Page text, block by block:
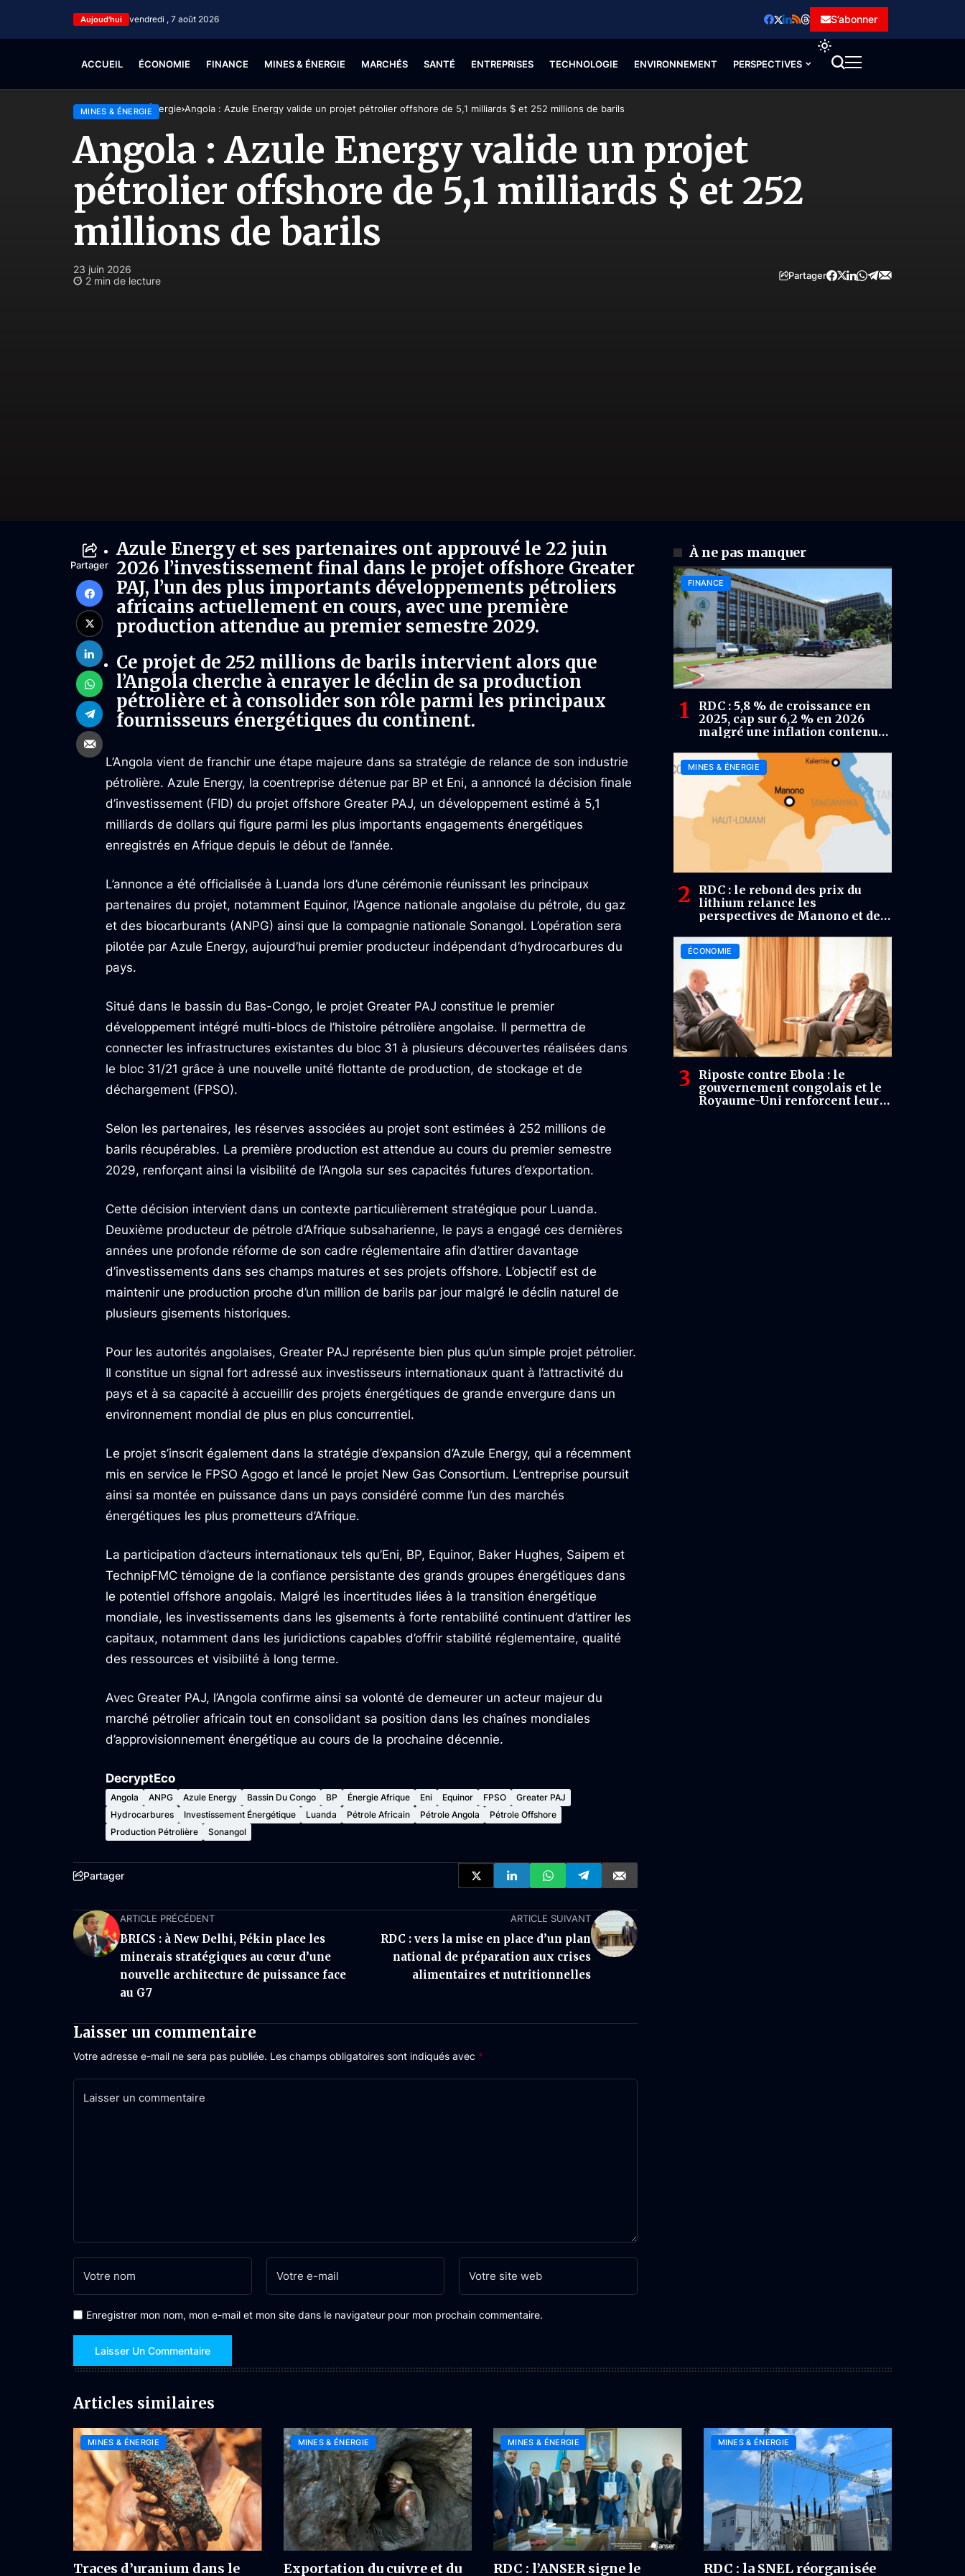
Aujoud'hui vendredi , 7 août 2026 S’abonner
ACCUEIL ÉCONOMIE FINANCE MINES & ÉNERGIE MARCHÉS SANTÉ ENTREPRISES TECHNOLOGIE ENVIRONNEMENT PERSPECTIVES
Accueil Mines & Énergie Angola : Azule Energy valide un projet pétrolier offshore de 5,1 milliards $ et 252 millions de barils
MINES & ÉNERGIE
Angola : Azule Energy valide un projet
pétrolier offshore de 5,1 milliards $ et 252
millions de barils
23 juin 2026
2 min de lecture
Partager
Partager
Azule Energy et ses partenaires ont approuvé le 22 juin
2026 l’investissement final dans le projet offshore Greater
PAJ, l’un des plus importants développements pétroliers
africains actuellement en cours, avec une première
production attendue au premier semestre 2029.
Ce projet de 252 millions de barils intervient alors que
l’Angola cherche à enrayer le déclin de sa production
pétrolière et à consolider son rôle parmi les principaux
fournisseurs énergétiques du continent.
L’Angola vient de franchir une étape majeure dans sa stratégie de relance de son industrie
pétrolière. Azule Energy, la coentreprise détenue par BP et Eni, a annoncé la décision finale
d’investissement (FID) du projet offshore Greater PAJ, un développement estimé à 5,1
milliards de dollars qui figure parmi les plus importants engagements énergétiques
enregistrés en Afrique depuis le début de l’année.
L’annonce a été officialisée à Luanda lors d’une cérémonie réunissant les principaux
partenaires du projet, notamment Equinor, l’Agence nationale angolaise du pétrole, du gaz
et des biocarburants (ANPG) ainsi que la compagnie nationale Sonangol. L’opération sera
pilotée par Azule Energy, aujourd’hui premier producteur indépendant d’hydrocarbures du
pays.
Situé dans le bassin du Bas-Congo, le projet Greater PAJ constitue le premier
développement intégré multi-blocs de l’histoire pétrolière angolaise. Il permettra de
connecter les infrastructures existantes du bloc 31 à plusieurs découvertes réalisées dans
le bloc 31/21 grâce à une nouvelle unité flottante de production, de stockage et de
déchargement (FPSO).
Selon les partenaires, les réserves associées au projet sont estimées à 252 millions de
barils récupérables. La première production est attendue au cours du premier semestre
2029, renforçant ainsi la visibilité de l’Angola sur ses capacités futures d’exportation.
Cette décision intervient dans un contexte particulièrement stratégique pour Luanda.
Deuxième producteur de pétrole d’Afrique subsaharienne, le pays a engagé ces dernières
années une profonde réforme de son cadre réglementaire afin d’attirer davantage
d’investissements dans ses champs matures et ses projets offshore. L’objectif est de
maintenir une production proche d’un million de barils par jour malgré le déclin naturel de
plusieurs gisements historiques.
Pour les autorités angolaises, Greater PAJ représente bien plus qu’un simple projet pétrolier.
Il constitue un signal fort adressé aux investisseurs internationaux quant à l’attractivité du
pays et à sa capacité à accueillir des projets énergétiques de grande envergure dans un
environnement mondial de plus en plus concurrentiel.
Le projet s’inscrit également dans la stratégie d’expansion d’Azule Energy, qui a récemment
mis en service le FPSO Agogo et lancé le projet New Gas Consortium. L’entreprise poursuit
ainsi sa montée en puissance dans un pays considéré comme l’un des marchés
énergétiques les plus prometteurs d’Afrique.
La participation d’acteurs internationaux tels qu’Eni, BP, Equinor, Baker Hughes, Saipem et
TechnipFMC témoigne de la confiance persistante des grands groupes énergétiques dans
le potentiel offshore angolais. Malgré les incertitudes liées à la transition énergétique
mondiale, les investissements dans les gisements à forte rentabilité continuent d’attirer les
capitaux, notamment dans les juridictions capables d’offrir stabilité réglementaire, qualité
des ressources et visibilité à long terme.
Avec Greater PAJ, l’Angola confirme ainsi sa volonté de demeurer un acteur majeur du
marché pétrolier africain tout en consolidant sa position dans les chaînes mondiales
d’approvisionnement énergétique au cours de la prochaine décennie.
DecryptEco
Angola ANPG Azule Energy Bassin Du Congo BP Énergie Afrique Eni Equinor FPSO
Greater PAJ
Hydrocarbures
Investissement Énergétique Luanda Pétrole Africain Pétrole Angola
Pétrole Offshore
Production Pétrolière
Sonangol
Partager
ARTICLE PRÉCÉDENT
BRICS : à New Delhi, Pékin place les
minerais stratégiques au cœur d’une
nouvelle architecture de puissance face
au G7
ARTICLE SUIVANT
RDC : vers la mise en place d’un plan
national de préparation aux crises
alimentaires et nutritionnelles
Laisser un commentaire
Votre adresse e-mail ne sera pas publiée. Les champs obligatoires sont indiqués avec *
Enregistrer mon nom, mon e-mail et mon site dans le navigateur pour mon prochain commentaire.
À ne pas manquer
FINANCE
RDC : 5,8 % de croissance en
2025, cap sur 6,2 % en 2026
malgré une inflation contenue
MINES & ÉNERGIE
RDC : le rebond des prix du
lithium relance les
perspectives de Manono et des
ÉCONOMIE
Riposte contre Ebola : le
gouvernement congolais et le
Royaume-Uni renforcent leur
Articles similaires
MINES & ÉNERGIE
Traces d’uranium dans le
MINES & ÉNERGIE
Exportation du cuivre et du
MINES & ÉNERGIE
RDC : l’ANSER signe le
MINES & ÉNERGIE
RDC : la SNEL réorganisée